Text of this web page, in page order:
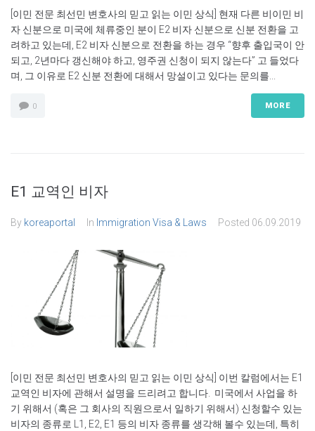
[이민 전문 최선민 변호사의 믿고 읽는 이민 상식] 현재 다른 비이민 비
자 신분으로 미국에 체류중인 분이 E2 비자 신분으로 신분 전환을 고
려하고 있는데, E2 비자 신분으로 전환을 하는 경우 “향후 출입국이 안
되고, 2년마다 갱신해야 하고, 영주권 신청이 되지 않는다” 고 들었다
며, 그 이유로 E2 신분 전환에 대해서 망설이고 있다는 문의를...
0 MORE
E1 교역인 비자
By koreaportal In Immigration Visa & Laws Posted 06.09.2019
[이민 전문 최선민 변호사의 믿고 읽는 이민 상식] 이번 칼럼에서는 E1
교역인 비자에 관해서 설명을 드리려고 합니다. 미국에서 사업을 하
기 위해서 (혹은 그 회사의 직원으로서 일하기 위해서) 신청할수 있는
비자의 종류로 L1, E2, E1 등의 비자 종류를 생각해 볼수 있는데, 특히